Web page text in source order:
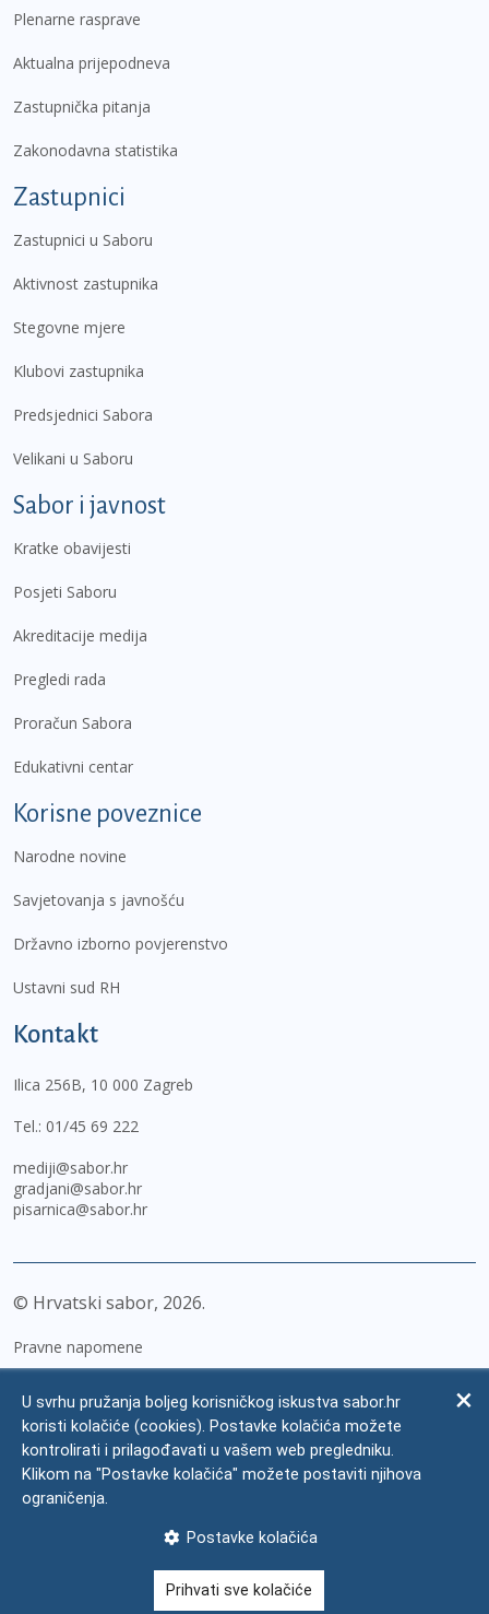
Plenarne rasprave
Aktualna prijepodneva
Zastupnička pitanja
Zakonodavna statistika
Zastupnici
Zastupnici u Saboru
Aktivnost zastupnika
Stegovne mjere
Klubovi zastupnika
Predsjednici Sabora
Velikani u Saboru
Sabor i javnost
Kratke obavijesti
Posjeti Saboru
Akreditacije medija
Pregledi rada
Proračun Sabora
Edukativni centar
Korisne poveznice
Narodne novine
Savjetovanja s javnošću
Državno izborno povjerenstvo
Ustavni sud RH
Kontakt
Ilica 256B, 10 000 Zagreb
Tel.: 01/45 69 222
mediji@sabor.hr
gradjani@sabor.hr
pisarnica@sabor.hr
© Hrvatski sabor, 2026
Pravne napomene
Zaštita osobnih podataka
Impressum
Česta pitanja
U svrhu pružanja boljeg korisničkog iskustva sabor.hr
koristi kolačiće (cookies). Postavke kolačića možete
kontrolirati i prilagođavati u vašem web pregledniku.
Klikom na "Postavke kolačića" možete postaviti njihova
ograničenja.
Postavke kolačića
Prihvati sve kolačiće